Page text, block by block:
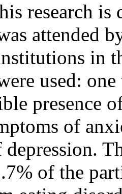
research
attended
in
used:
presence
of
depression.
of the